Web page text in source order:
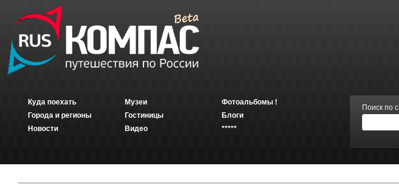
Куда поехать
Города и регионы
Новости
Музеи
Гостиницы
Видео
Фотоальбомы !
Блоги
*****
Поиск по